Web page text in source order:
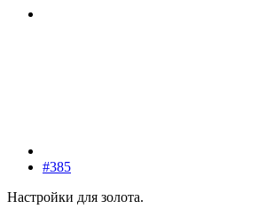
#385
Настройки для золота.